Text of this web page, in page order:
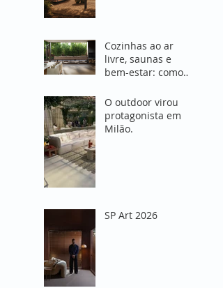
Cozinhas ao ar
livre, saunas e
bem-estar: como
redefiniu o
conceito de viver
fora de casa
O outdoor virou
protagonista em
Milão.
SP Art 2026